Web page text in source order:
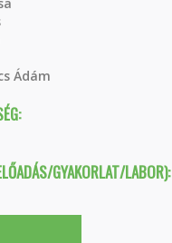
Ádám
GYAKORLAT/LABOR):